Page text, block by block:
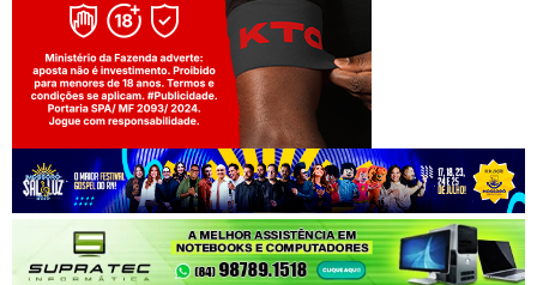
Jogue com responsabilidade. 18+